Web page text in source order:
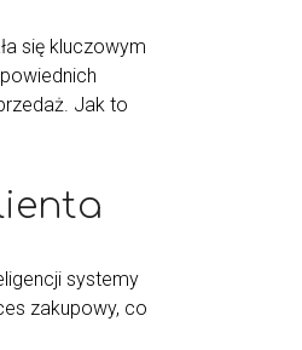
się kluczowym
Jak to
systemy
zakupowy, co